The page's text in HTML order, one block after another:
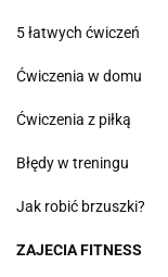
5 łatwych ćwiczeń
Ćwiczenia w domu
Ćwiczenia z piłką
Błędy w treningu
Jak robić brzuszki?
ZAJECIA FITNESS